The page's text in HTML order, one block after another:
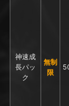
神速成
長パッ
ク
無制
限